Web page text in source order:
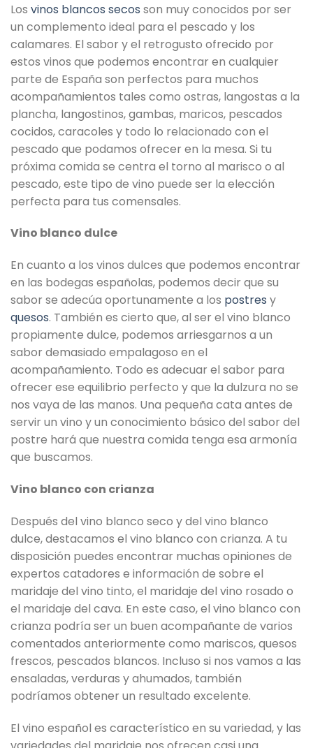
Los vinos blancos secos son muy conocidos por ser
un complemento ideal para el pescado y los
calamares. El sabor y el retrogusto ofrecido por
estos vinos que podemos encontrar en cualquier
parte de España son perfectos para muchos
acompañamientos tales como ostras, langostas a la
plancha, langostinos, gambas, maricos, pescados
cocidos, caracoles y todo lo relacionado con el
pescado que podamos ofrecer en la mesa. Si tu
próxima comida se centra el torno al marisco o al
pescado, este tipo de vino puede ser la elección
perfecta para tus comensales.
Vino blanco dulce
En cuanto a los vinos dulces que podemos encontrar
en las bodegas españolas, podemos decir que su
sabor se adecúa oportunamente a los postres y
quesos. También es cierto que, al ser el vino blanco
propiamente dulce, podemos arriesgarnos a un
sabor demasiado empalagoso en el
acompañamiento. Todo es adecuar el sabor para
ofrecer ese equilibrio perfecto y que la dulzura no se
nos vaya de las manos. Una pequeña cata antes de
servir un vino y un conocimiento básico del sabor del
postre hará que nuestra comida tenga esa armonía
que buscamos.
Vino blanco con crianza
Después del vino blanco seco y del vino blanco
dulce, destacamos el vino blanco con crianza. A tu
disposición puedes encontrar muchas opiniones de
expertos catadores e información de sobre el
maridaje del vino tinto, el maridaje del vino rosado o
el maridaje del cava. En este caso, el vino blanco con
crianza podría ser un buen acompañante de varios
comentados anteriormente como mariscos, quesos
frescos, pescados blancos. Incluso si nos vamos a las
ensaladas, verduras y ahumados, también
podríamos obtener un resultado excelente.
El vino español es característico en su variedad, y las